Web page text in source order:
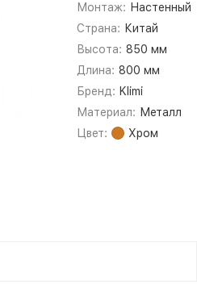
Монтаж: Настенный
Страна: Китай
Высота: 850 мм
Длина: 800 мм
Бренд: Klimi
Материал: Металл
Цвет:
Хром